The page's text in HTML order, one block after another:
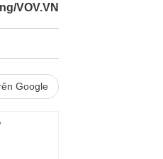
VOV.VN
Google